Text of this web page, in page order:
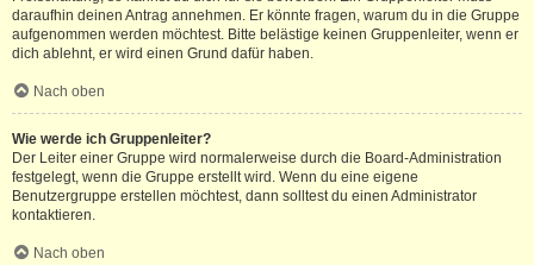
daraufhin deinen Antrag annehmen. Er könnte fragen, warum du in die Gruppe
aufgenommen werden möchtest. Bitte belästige keinen Gruppenleiter, wenn er
dich ablehnt, er wird einen Grund dafür haben.
Nach oben
Wie werde ich Gruppenleiter?
Der Leiter einer Gruppe wird normalerweise durch die Board-Administration
festgelegt, wenn die Gruppe erstellt wird. Wenn du eine eigene
Benutzergruppe erstellen möchtest, dann solltest du einen Administrator
kontaktieren.
Nach oben